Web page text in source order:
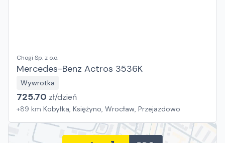
Chogi Sp. z o.o.
Mercedes-Benz Actros 3536K
Wywrotka
725.70 zł/dzień
+89 km Kobyłka, Księżyno, Wrocław, Przejazdowo